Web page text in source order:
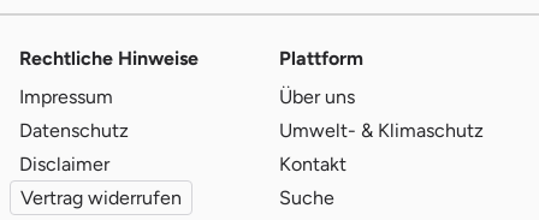
Rechtliche Hinweise
Impressum
Datenschutz
Disclaimer
Vertrag widerrufen
Plattform
Über uns
Umwelt- & Klimaschutz
Kontakt
Suche